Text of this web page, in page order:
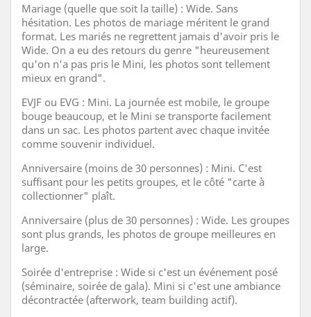
Mariage (quelle que soit la taille) : Wide. Sans
hésitation. Les photos de mariage méritent le grand
format. Les mariés ne regrettent jamais d'avoir pris le
Wide. On a eu des retours du genre "heureusement
qu'on n'a pas pris le Mini, les photos sont tellement
mieux en grand".
EVJF ou EVG : Mini. La journée est mobile, le groupe
bouge beaucoup, et le Mini se transporte facilement
dans un sac. Les photos partent avec chaque invitée
comme souvenir individuel.
Anniversaire (moins de 30 personnes) : Mini. C'est
suffisant pour les petits groupes, et le côté "carte à
collectionner" plaît.
Anniversaire (plus de 30 personnes) : Wide. Les groupes
sont plus grands, les photos de groupe meilleures en
large.
Soirée d'entreprise : Wide si c'est un événement posé
(séminaire, soirée de gala). Mini si c'est une ambiance
décontractée (afterwork, team building actif).